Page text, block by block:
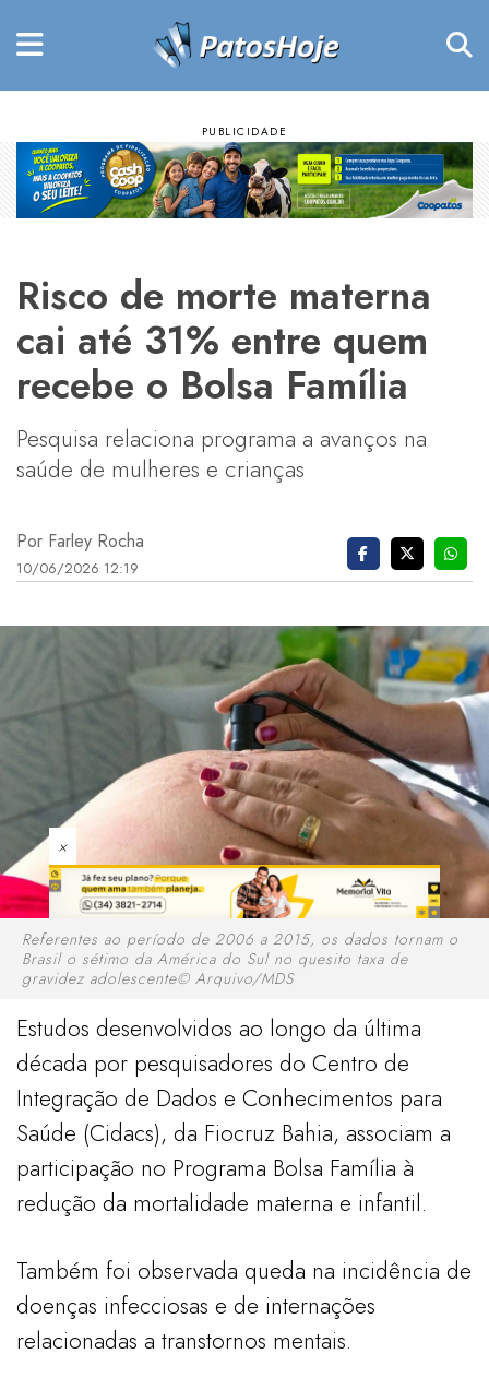
Risco de morte materna
cai até 31% entre quem
recebe o Bolsa Família
Pesquisa relaciona programa a avanços na
saúde de mulheres e crianças
Por Farley Rocha
10/06/2026 12:19
×
Referentes ao período de 2006 a 2015, os dados tornam o
Brasil o sétimo da América do Sul no quesito taxa de
gravidez adolescente© Arquivo/MDS
Estudos desenvolvidos ao longo da última
década por pesquisadores do Centro de
Integração de Dados e Conhecimentos para
Saúde (Cidacs), da Fiocruz Bahia, associam a
participação no Programa Bolsa Família à
redução da mortalidade materna e infantil.
Também foi observada queda na incidência de
doenças infecciosas e de internações
relacionadas a transtornos mentais.